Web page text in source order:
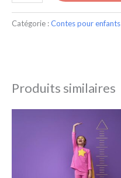
Catégorie :Contes pour enfants
Produits similaires